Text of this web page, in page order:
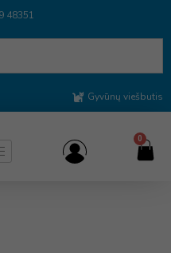
48351
Gyvūnų viešbutis
0